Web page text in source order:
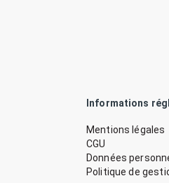
Informations
Mentions légales
CGU
Données
Politique de